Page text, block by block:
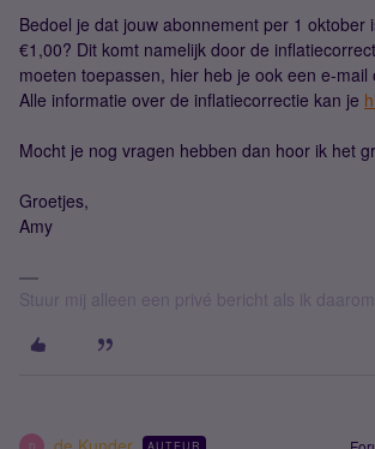
Bedoel je dat jouw abonnement per 1 oktober
€1,00? Dit komt namelijk door de
moeten toepassen, hier heb je ook een e-mail
Alle informatie over de inflatiecorrectie kan je
Mocht je nog vragen hebben dan hoor ik het
Groetjes,
Amy
Stuur mij alleen een privé bericht als ik
D